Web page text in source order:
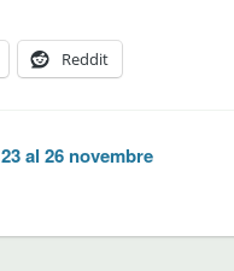
Reddit
al 26 novembre